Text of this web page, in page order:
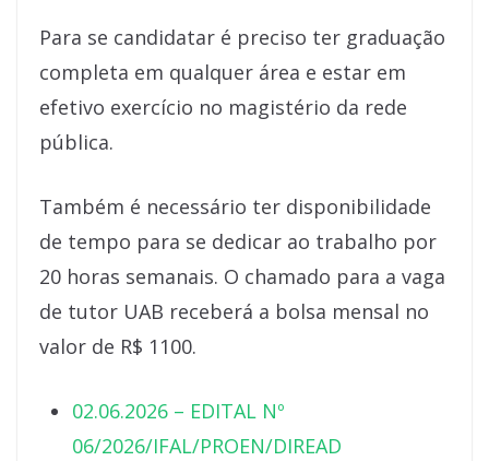
Para se candidatar é preciso ter graduação
completa em qualquer área e estar em
efetivo exercício no magistério da rede
pública.
Também é necessário ter disponibilidade
de tempo para se dedicar ao trabalho por
20 horas semanais. O chamado para a vaga
de tutor UAB receberá a bolsa mensal no
valor de R$ 1100.
02.06.2026 – EDITAL Nº
06/2026/IFAL/PROEN/DIREAD